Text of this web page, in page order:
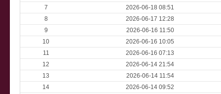
7
2026-06-18 08:51
8
2026-06-17 12:28
9
2026-06-16 11:50
10
2026-06-16 10:05
11
2026-06-16 07:13
12
2026-06-14 21:54
13
2026-06-14 11:54
14
2026-06-14 09:52